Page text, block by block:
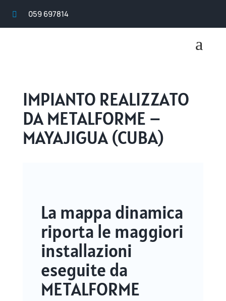
 059 697814
a
IMPIANTO REALIZZATO
DA METALFORME –
MAYAJIGUA (CUBA)
La mappa dinamica
riporta le maggiori
installazioni
eseguite da
METALFORME